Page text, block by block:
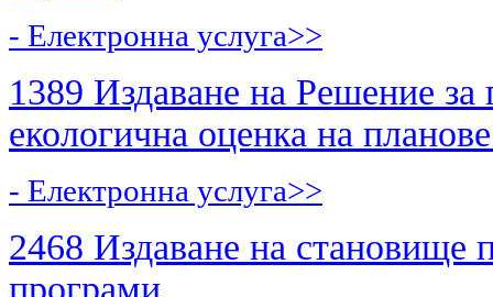
- Електронна услуга>>
1389 Издаване на Решение за
екологична оценка на
- Електронна услуга>>
2468 Издаване на становище
програми